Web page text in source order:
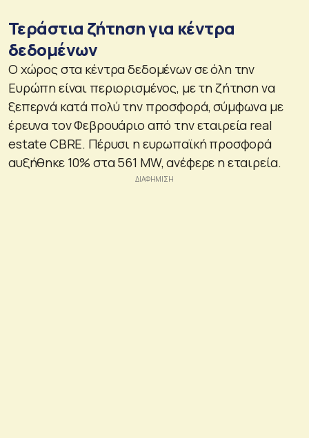
Τεράστια ζήτηση για κέντρα
δεδομένων
Ο χώρος στα κέντρα δεδομένων σε όλη την
Ευρώπη είναι περιορισμένος, με τη ζήτηση να
ξεπερνά κατά πολύ την προσφορά, σύμφωνα με
έρευνα τον Φεβρουάριο από την εταιρεία real
estate CBRE. Πέρυσι η ευρωπαϊκή προσφορά
αυξήθηκε 10% στα 561 MW, ανέφερε η εταιρεία.